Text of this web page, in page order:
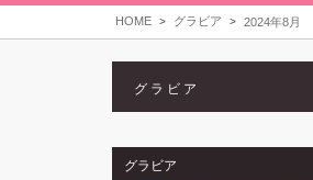
HOME グラビア 2024年8月
グラビア
グラビア